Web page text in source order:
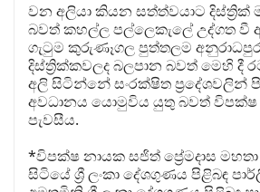
වන අලියා කියන සත්ත්වයාට දිස්ත්‍රික්
බවත් කහල්ල පල්ලෙකැලේ උද්ගත
ගැටුම කුරුණෑගල පුත්තලම
දිස්ත්‍රික්කවලද බලපාන බවත් මෙහි දී
අලි සිටින්නේ සංරක්ෂිත ප්‍රදේශවලින්
අවධානය යොමුවිය යුතු බවත් විපක්ෂ
පැවසීය.
*විපක්ෂ නායක සජිත් ප්‍රේමදාස
සිටියේ ශ්‍රී ලංකා දේශගුණය පිළිබඳ